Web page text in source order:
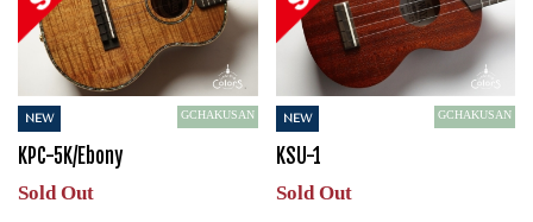
NEW GCHAKUSAN
KPC-5K/Ebony
Sold Out
NEW GCHAKUSAN
KSU-1
Sold Out